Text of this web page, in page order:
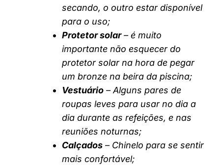
secando, o outro estar disponível
para o uso;
Protetor solar– é muito
importante não esquecer do
protetor solar na hora de pegar
um bronze na beira da piscina;
Vestuário – Alguns pares de
roupas leves para usar no dia a
dia durante as refeições, e nas
reuniões noturnas;
Calçados – Chinelo para se sentir
mais confortável;